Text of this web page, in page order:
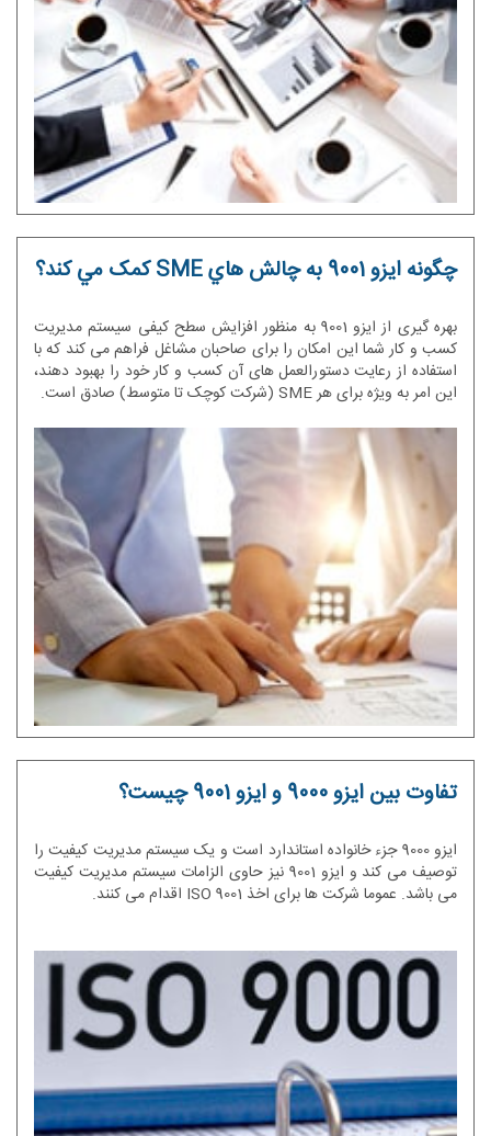
چگونه ایزو 9001 به چالش هاي SME کمک مي کند؟
بهره گیری از ایزو 9001 به منظور افزایش سطح کیفی سیستم مدیریت
کسب و کار شما این امکان را برای صاحبان مشاغل فراهم می کند که با
استفاده از رعایت دستورالعمل های آن کسب و کار خود را بهبود دهند،
این امر به ویژه برای هر SME (شرکت کوچک تا متوسط) صادق است.
تفاوت بین ایزو 9000 و ایزو 9001 چیست؟
ایزو 9000 جزء خانواده استاندارد است و یک سیستم مدیریت کیفیت را
توصیف می کند و ایزو 9001 نیز حاوی الزامات سیستم مدیریت کیفیت
می باشد. عموما شرکت ها برای اخذ ISO 9001 اقدام می کنند.